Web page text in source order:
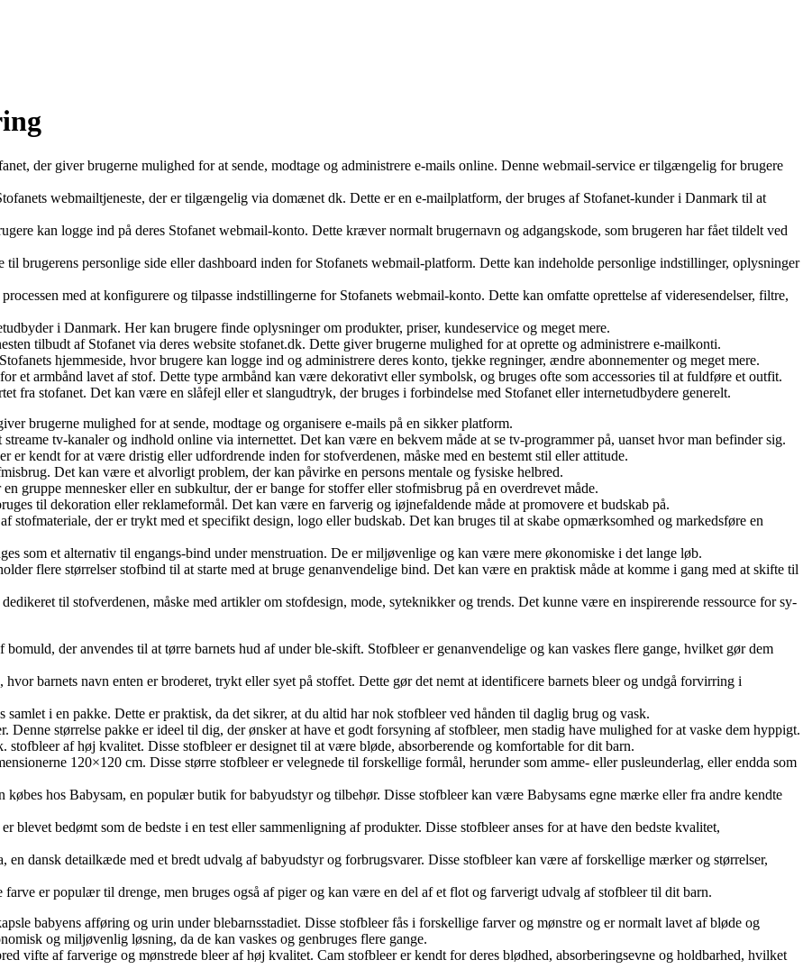
der giver brugerne mulighed for at sende, modtage og administrere e-mails online. Denne webmail-service er tilgængelig for brugere
webmailtjeneste, der er tilgængelig via domænet dk. Dette er en e-mailplatform, der bruges af Stofanet-kunder i Danmark til at
kan logge ind på deres Stofanet webmail-konto. Dette kræver normalt brugernavn og adgangskode, som brugeren har fået tildelt ved
brugerens personlige side eller dashboard inden for Stofanets webmail-platform. Dette kan indeholde personlige indstillinger, oplysninger
med at konfigurere og tilpasse indstillingerne for Stofanets webmail-konto. Dette kan omfatte oprettelse af videresendelser, filtre,
i Danmark. Her kan brugere finde oplysninger om produkter, priser, kundeservice og meget mere.
tilbudt af Stofanet via deres website stofanet.dk. Dette giver brugerne mulighed for at oprette og administrere e-mailkonti.
hjemmeside, hvor brugere kan logge ind og administrere deres konto, tjekke regninger, ændre abonnementer og meget mere.
et armbånd lavet af stof. Dette type armbånd kan være dekorativt eller symbolsk, og bruges ofte som accessories til at fuldføre et outfit.
fra stofanet. Det kan være en slåfejl eller et slangudtryk, der bruges i forbindelse med Stofanet eller internetudbydere generelt.
brugerne mulighed for at sende, modtage og organisere e-mails på en sikker platform.
tv-kanaler og indhold online via internettet. Det kan være en bekvem måde at se tv-programmer på, uanset hvor man befinder sig.
er kendt for at være dristig eller udfordrende inden for stofverdenen, måske med en bestemt stil eller attitude.
Det kan være et alvorligt problem, der kan påvirke en persons mentale og fysiske helbred.
gruppe mennesker eller en subkultur, der er bange for stoffer eller stofmisbrug på en overdrevet måde.
til dekoration eller reklameformål. Det kan være en farverig og iøjnefaldende måde at promovere et budskab på.
stofmateriale, der er trykt med et specifikt design, logo eller budskab. Det kan bruges til at skabe opmærksomhed og markedsføre en
som et alternativ til engangs-bind under menstruation. De er miljøvenlige og kan være mere økonomiske i det lange løb.
flere størrelser stofbind til at starte med at bruge genanvendelige bind. Det kan være en praktisk måde at komme i gang med at skifte til
til stofverdenen, måske med artikler om stofdesign, mode, syteknikker og trends. Det kunne være en inspirerende ressource for sy-
der anvendes til at tørre barnets hud af under ble-skift. Stofbleer er genanvendelige og kan vaskes flere gange, hvilket gør dem
barnets navn enten er broderet, trykt eller syet på stoffet. Dette gør det nemt at identificere barnets bleer og undgå forvirring i
i en pakke. Dette er praktisk, da det sikrer, at du altid har nok stofbleer ved hånden til daglig brug og vask.
størrelse pakke er ideel til dig, der ønsker at have et godt forsyning af stofbleer, men stadig have mulighed for at vaske dem hyppigt.
af høj kvalitet. Disse stofbleer er designet til at være bløde, absorberende og komfortable for dit barn.
120×120 cm. Disse større stofbleer er velegnede til forskellige formål, herunder som amme- eller pusleunderlag, eller endda som
hos Babysam, en populær butik for babyudstyr og tilbehør. Disse stofbleer kan være Babysams egne mærke eller fra andre kendte
bedømt som de bedste i en test eller sammenligning af produkter. Disse stofbleer anses for at have den bedste kvalitet,
dansk detailkæde med et bredt udvalg af babyudstyr og forbrugsvarer. Disse stofbleer kan være af forskellige mærker og størrelser,
er populær til drenge, men bruges også af piger og kan være en del af et flot og farverigt udvalg af stofbleer til dit barn.
babyens afføring og urin under blebarnsstadiet. Disse stofbleer fås i forskellige farver og mønstre og er normalt lavet af bløde og
og miljøvenlig løsning, da de kan vaskes og genbruges flere gange.
vifte af farverige og mønstrede bleer af høj kvalitet. Cam stofbleer er kendt for deres blødhed, absorberingsevne og holdbarhed, hvilket